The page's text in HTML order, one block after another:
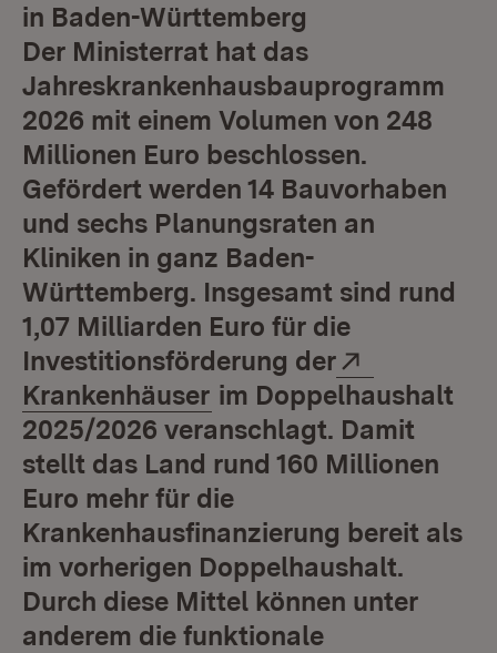
in Baden-Württemberg
Der Ministerrat hat das
Jahreskrankenhausbauprogramm
2026 mit einem Volumen von 248
Millionen Euro beschlossen.
Gefördert werden 14 Bauvorhaben
und sechs Planungsraten an
Kliniken in ganz Baden-
Württemberg. Insgesamt sind rund
1,07 Milliarden Euro für die
Investitionsförderung der
Krankenhäuser (Öffnet in neuem
im Doppelhaushalt
2025/2026 veranschlagt. Damit
stellt das Land rund 160 Millionen
Euro mehr für die
Krankenhausfinanzierung bereit als
im vorherigen Doppelhaushalt.
Durch diese Mittel können unter
anderem die funktionale